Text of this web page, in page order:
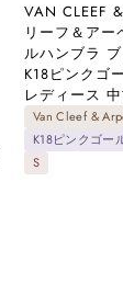
VAN CLEEF
リーフ＆ア
ルハンブラ
K18ピンクゴ
レディース
Van Cleef &
K18ピンクゴー
S